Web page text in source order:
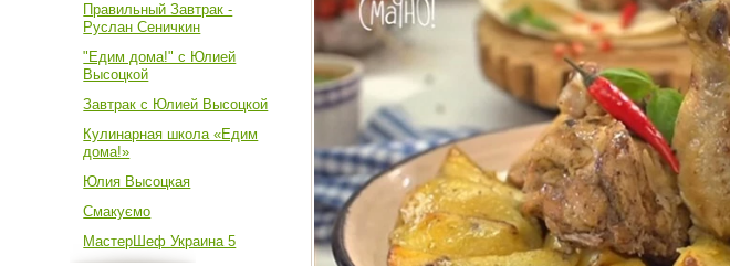
Правильный Завтрак -
Руслан Сеничкин
"Едим дома!" с Юлией
Высоцкой
Завтрак с Юлией Высоцкой
Кулинарная школа «Едим
дома!»
Юлия Высоцкая
Смакуємо
МастерШеф Украина 5